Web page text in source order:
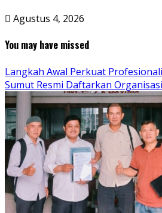
Agustus 4, 2026
You may have missed
Langkah Awal Perkuat
Sumut Resmi Daftarkan